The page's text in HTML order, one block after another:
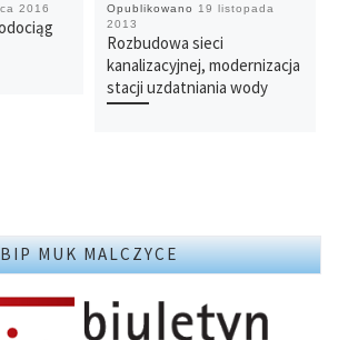
2016 Opublikowano 19 listopada
2013
Rozbudowa sieci
kanalizacyjnej, modernizacja
stacji uzdatniania wody
BIP MUK MALCZYCE